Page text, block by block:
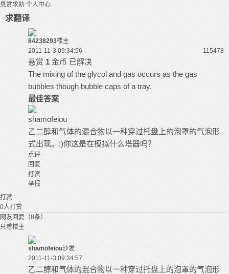
悬赏求助 个人中心
求翻译
84238293楼主
2011-11-3 09:34:56
115478
悬赏 1 金币 已解决
The mixing of the glycol and gas occurs as the gas
bubbles though bubble caps of a tray.
最佳答案
shamofeiou
乙二醇和气体的混合物以一种穿过托盘上的泡罩的气泡形
式出现。:)你这是在模拟什么塔器吗？
点评
回复
打赏
举报
打赏
0人打赏
网友回复（8条）
只看楼主
shamofeiou沙发
2011-11-3 09:34:57
乙二醇和气体的混合物以一种穿过托盘上的泡罩的气泡形